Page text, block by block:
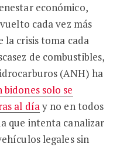
económico,
cada vez más
la crisis toma cada
de combustibles,
(ANH) ha
solo se
al díay no en todos
que intenta canalizar
legales sin